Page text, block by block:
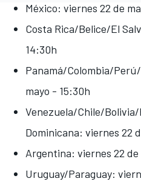
México: viernes 22 de
Costa Rica/Belice/El
14:30h
Panamá/Colombia/
mayo - 15:30h
Venezuela/Chile/
Dominicana: viernes 22
Argentina: viernes 22 de
Uruguay/Paraguay: